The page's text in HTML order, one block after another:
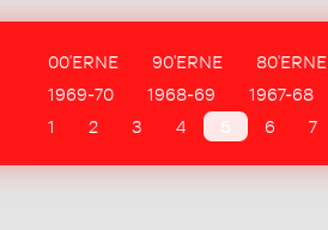
00'ERNE 90'ERNE 80'ERNE
1969-70
1968-69 1967-68
1
2 3 4 6 7